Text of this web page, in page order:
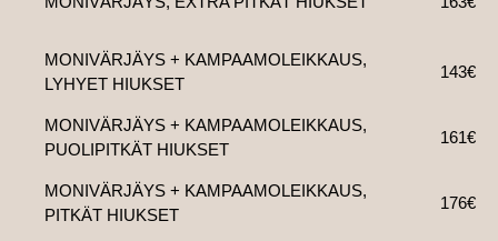
MONIVÄRJÄYS + KAMPAAMOLEIKKAUS,
LYHYET HIUKSET
143€
MONIVÄRJÄYS + KAMPAAMOLEIKKAUS,
PUOLIPITKÄT HIUKSET
161€
MONIVÄRJÄYS + KAMPAAMOLEIKKAUS,
PITKÄT HIUKSET
176€